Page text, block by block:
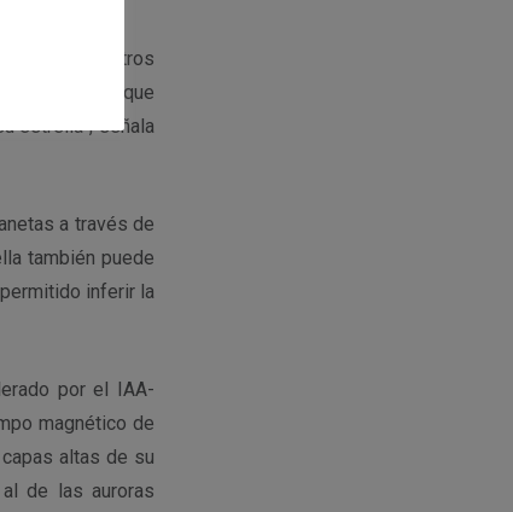
pero nuestros
que
estrella”, señala
a través de
también puede
inferir la
por el IAA-
magnético de
altas de su
de las auroras